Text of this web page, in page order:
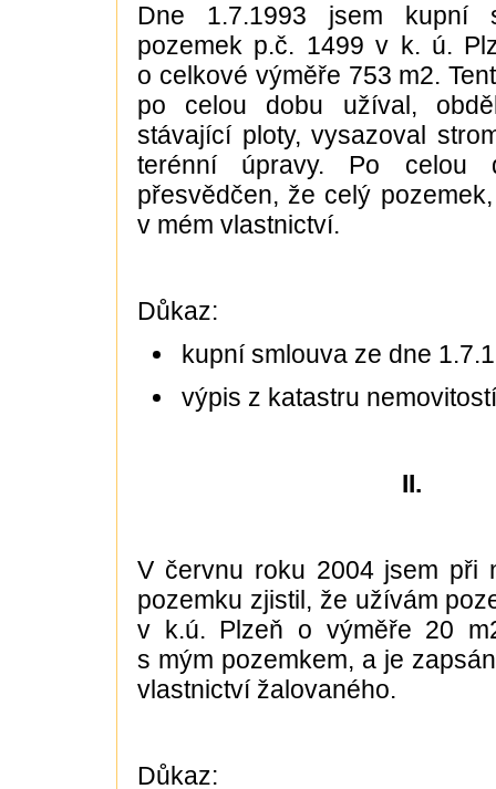
Dne 1.7.1993 jsem kupní
pozemek p.č. 1499 v k. ú.
o celkové výměře 753 m2.
po celou dobu užíval,
stávající ploty, vysazoval
terénní úpravy. Po celou
přesvědčen, že celý
v mém vlastnictví.
Důkaz:
kupní smlouva ze dne
výpis z katastru nemovitostí
II.
V červnu roku 2004 jsem při
pozemku zjistil, že užívám
v k.ú. Plzeň o výměře 20
s mým pozemkem, a je
vlastnictví žalovaného.
Důkaz: